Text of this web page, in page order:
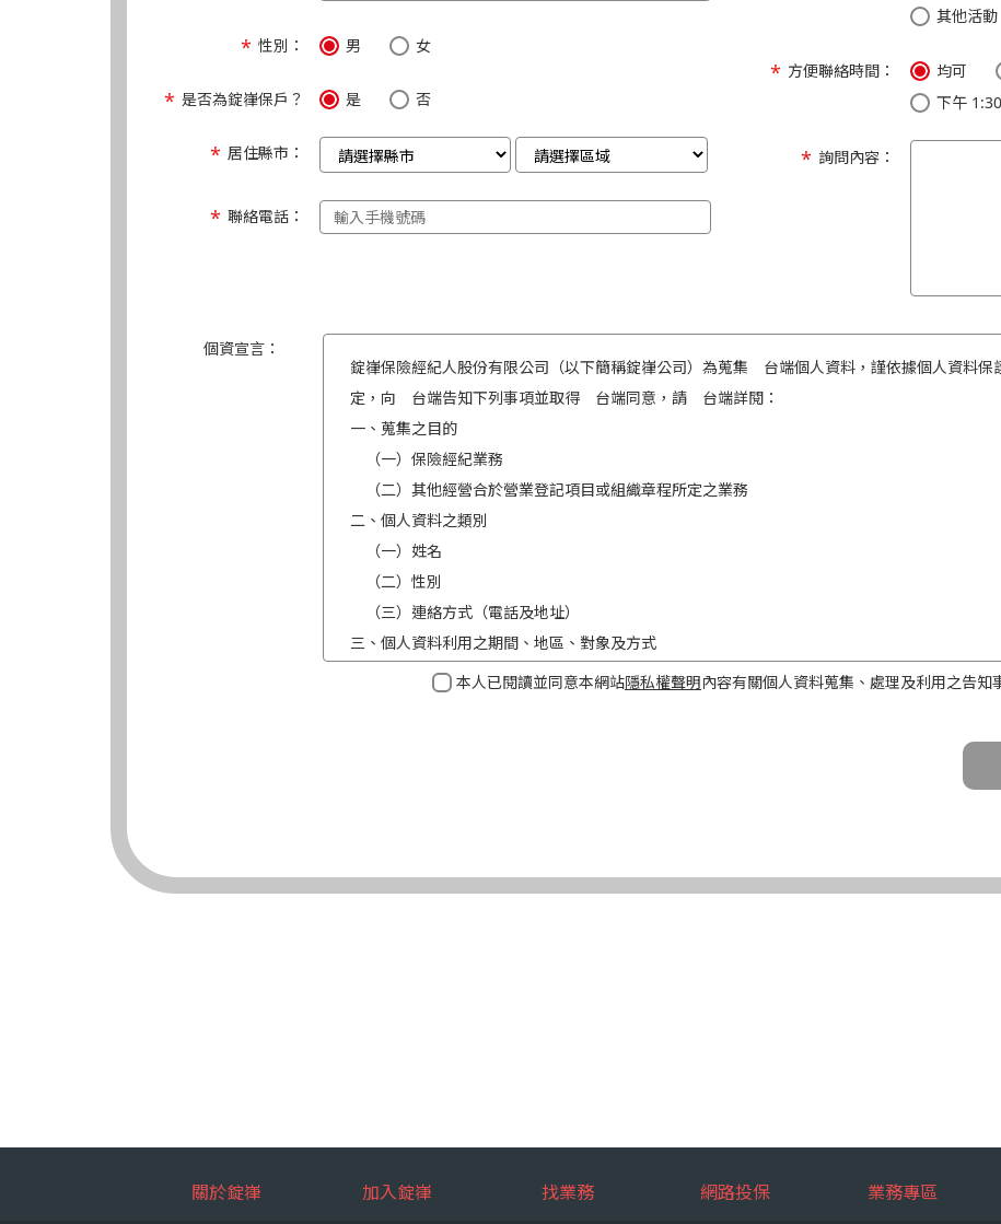
性別： 男 女
是否為錠嵂保戶？ 是 否
居住縣市：
聯絡電話：
其他活動
方便聯絡時間： 均可
下午
詢問內容：
個資宣言：
錠嵂保險經紀人股份有限公司（以下簡稱錠嵂公司）為蒐集 台端個人資料，謹依據個人資料保
定，向 台端告知下列事項並取得 台端同意，請 台端詳閱：
一、蒐集之目的
（一）保險經紀業務
（二）其他經營合於營業登記項目或組織章程所定之業務
二、個人資料之類別
（一）姓名
（二）性別
（三）連絡方式（電話及地址）
三、個人資料利用之期間、地區、對象及方式
（一）期間：蒐集之目的存續期間及依法令規定應為保存之期間。
如：台端得自由選擇提供個人資料，惟如不提供或提供不完整時，基於蒐集目的業務之執
本人已閱讀並同意本網站隱私權聲明內容有關個人資料蒐集、處理及利用之告知
關於錠嵂 加入錠嵂 找業務 網路投保 業務專區